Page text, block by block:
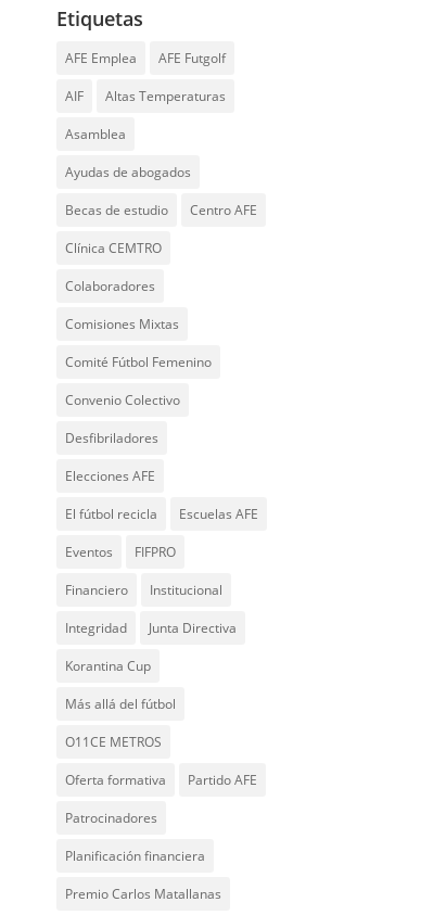
Etiquetas
AFE Emplea AFE Futgolf
AIF Altas Temperaturas
Asamblea
Ayudas de abogados
Becas de estudio Centro AFE
Clínica CEMTRO
Colaboradores
Comisiones Mixtas
Comité Fútbol Femenino
Convenio Colectivo
Desfibriladores
Elecciones AFE
El fútbol recicla Escuelas AFE
Eventos FIFPRO
Financiero Institucional
Integridad Junta Directiva
Korantina Cup
Más allá del fútbol
O11CE METROS
Oferta formativa Partido AFE
Patrocinadores
Planificación financiera
Premio Carlos Matallanas